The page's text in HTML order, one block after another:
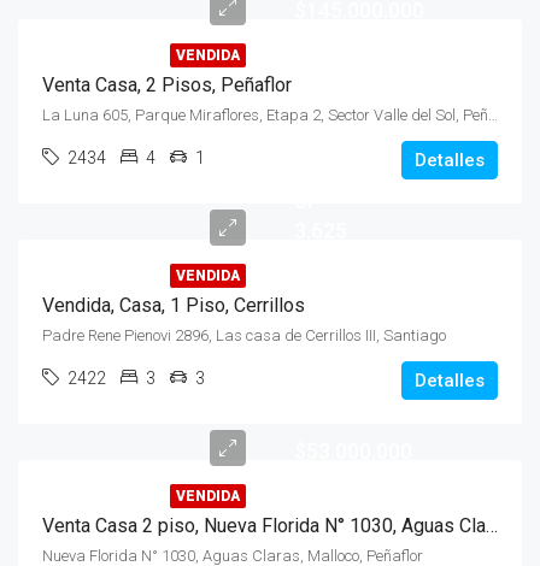
VENDIDA
Venta Casa, 2 Pisos, Peñaflor
La Luna 605, Parque Miraflores, Etapa 2, Sector Valle del Sol, Peñaflor
2434 4 1 Detalles
VENDIDA
Vendida, Casa, 1 Piso, Cerrillos
Padre Rene Pienovi 2896, Las casa de Cerrillos III, Santiago
2422 3 3 Detalles
VENDIDA
Venta Casa 2 piso, Nueva Florida N° 1030, Aguas Claras, Malloco, Peñaflor
Nueva Florida N° 1030, Aguas Claras, Malloco, Peñaflor